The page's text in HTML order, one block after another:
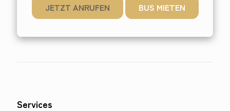
JETZT ANRUFEN BUS MIETEN
Services